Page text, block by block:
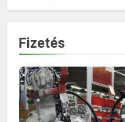
Fizetés